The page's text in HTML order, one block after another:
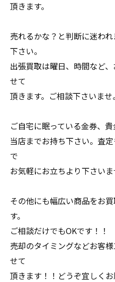
頂きます。
売れるかな？と判断に迷わ
下さい。
出張買取は曜日、時間など
せて
頂きます。ご相談下さいませ。
ご自宅に眠っている金券、
当店までお持ち下さい。査
で
お気軽にお立ちより下さいま
その他にも幅広い商品をお
す。
ご相談だけでもOKです！！
売却のタイミングなどお客
せて
頂きます！！どうぞ宜しくお